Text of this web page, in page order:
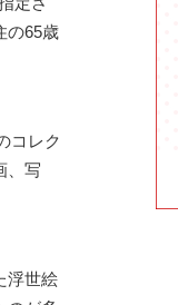
の65歳
コレク
、写
浮世絵